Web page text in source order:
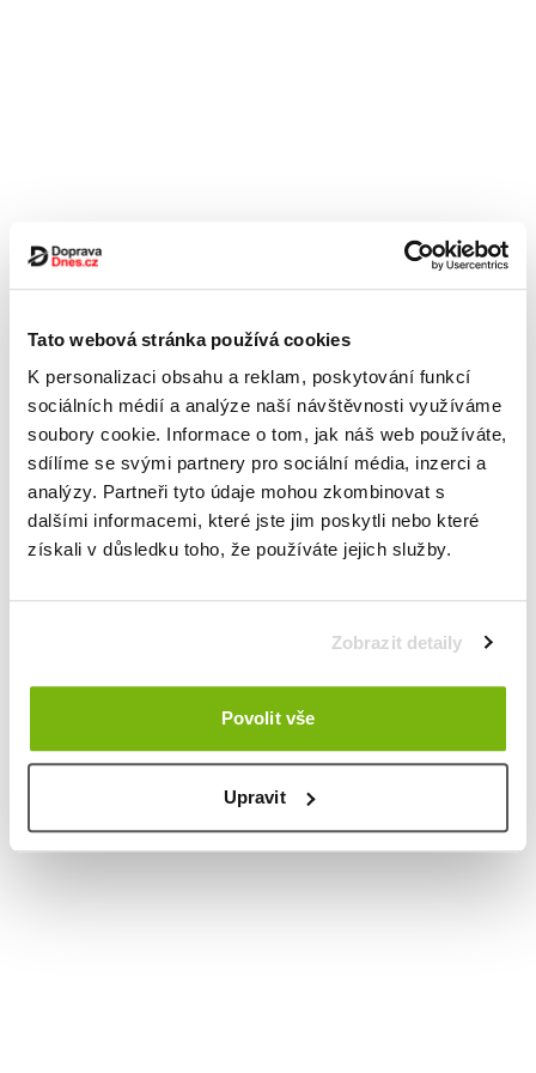
Tato webová stránka používá cookies
K personalizaci obsahu a reklam, poskytování funkcí
sociálních médií a analýze naší návštěvnosti využíváme
soubory cookie. Informace o tom, jak náš web používáte,
sdílíme se svými partnery pro sociální média, inzerci a
analýzy. Partneři tyto údaje mohou zkombinovat s
dalšími informacemi, které jste jim poskytli nebo které
získali v důsledku toho, že používáte jejich služby.
Zobrazit detaily
Povolit vše
Upravit